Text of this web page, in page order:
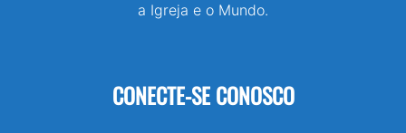
a Igreja e o Mundo.
CONECTE-SE CONOSCO